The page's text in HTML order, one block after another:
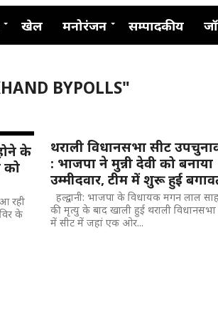
खेल मनोरंजन सम्पादकीय
BYPOLLS"
के
को
रही
के
थराली विधानसभा सीट
: भाजपा ने मुन्नी देवी को बनाया
उम्मीदवार, टीम में शुरू हुई
हल्द्वानी: भाजपा के विधायक मगन लाल
की मृत्यु के बाद खाली हुई थराली विधानसभा
में सीट में जहां एक ओर...